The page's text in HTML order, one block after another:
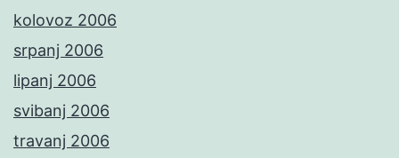
kolovoz 2006
srpanj 2006
lipanj 2006
svibanj 2006
travanj 2006